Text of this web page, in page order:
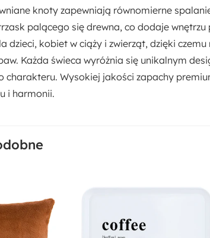
knoty zapewniają równomierne
palącego się drewna, co dodaje
dzieci, kobiet w ciąży i zwierząt, dzięki
Każda świeca wyróżnia się unikalnym
charakteru. Wysokiej jakości zapachy
i harmonii.